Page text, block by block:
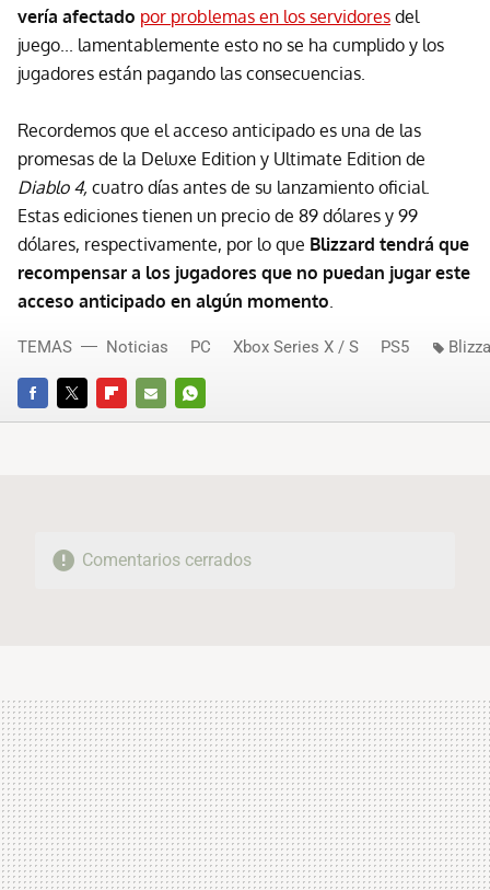
vería afectado por problemas en los servidores del
juego... lamentablemente esto no se ha cumplido y los
jugadores están pagando las consecuencias.
Recordemos que el acceso anticipado es una de las
promesas de la Deluxe Edition y Ultimate Edition de
Diablo 4, cuatro días antes de su lanzamiento oficial.
Estas ediciones tienen un precio de 89 dólares y 99
dólares, respectivamente, por lo que Blizzard tendrá que
recompensar a los jugadores que no puedan jugar este
acceso anticipado en algún momento
FACEBOOKTWITTERFLIPBOARD
E-
WHATSAPP
TEMAS Noticias PC Xbox Series X / S PS5
Comentarios cerrados